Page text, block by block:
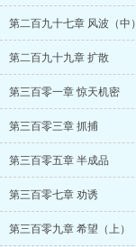
第二百九十七章 风波（中）
第二百九十九章 扩散
第三百零一章 惊天机密
第三百零三章 抓捕
第三百零五章 半成品
第三百零七章 劝诱
第三百零九章 希望（上）